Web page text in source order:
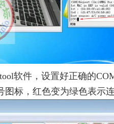
软件，设置好正确的
图标，红色变为绿色表示